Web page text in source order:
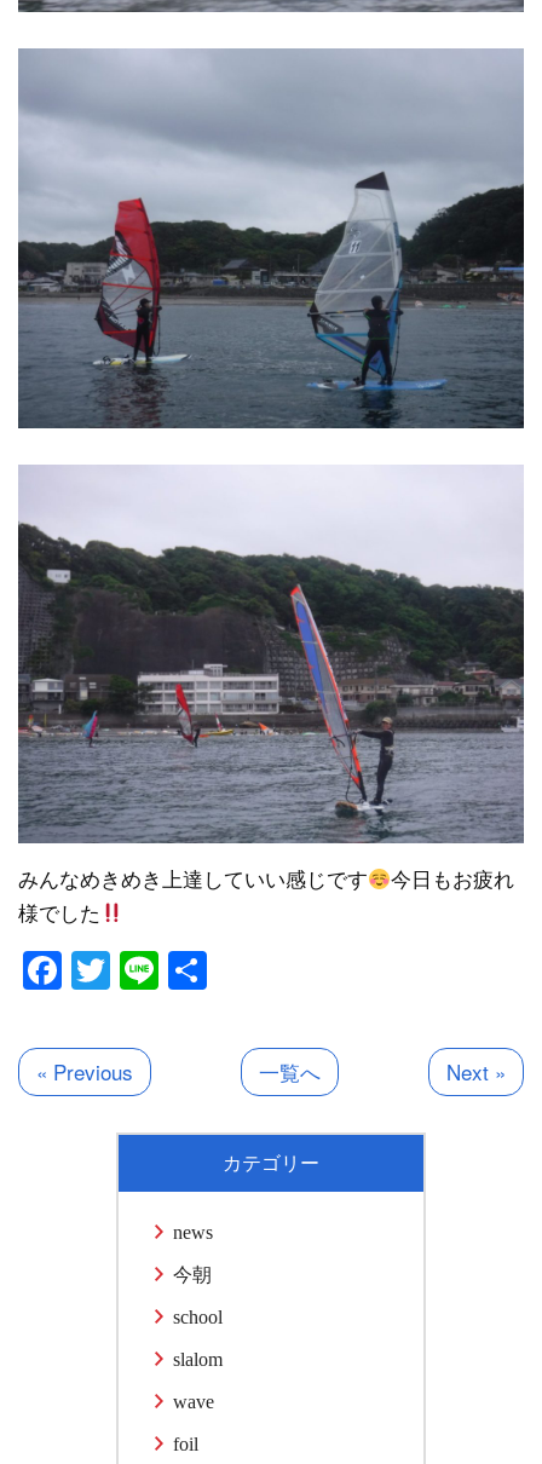
みんなめきめき上達していい感じです
今日もお疲れ
様でした
Facebook
Twitter
Line
« Previous 一覧へ Next »
カテゴリー
news
今朝
school
slalom
wave
foil